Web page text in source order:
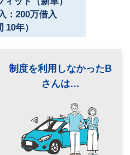
：200万借入
10年）
制度を利用しなかったB
さんは…